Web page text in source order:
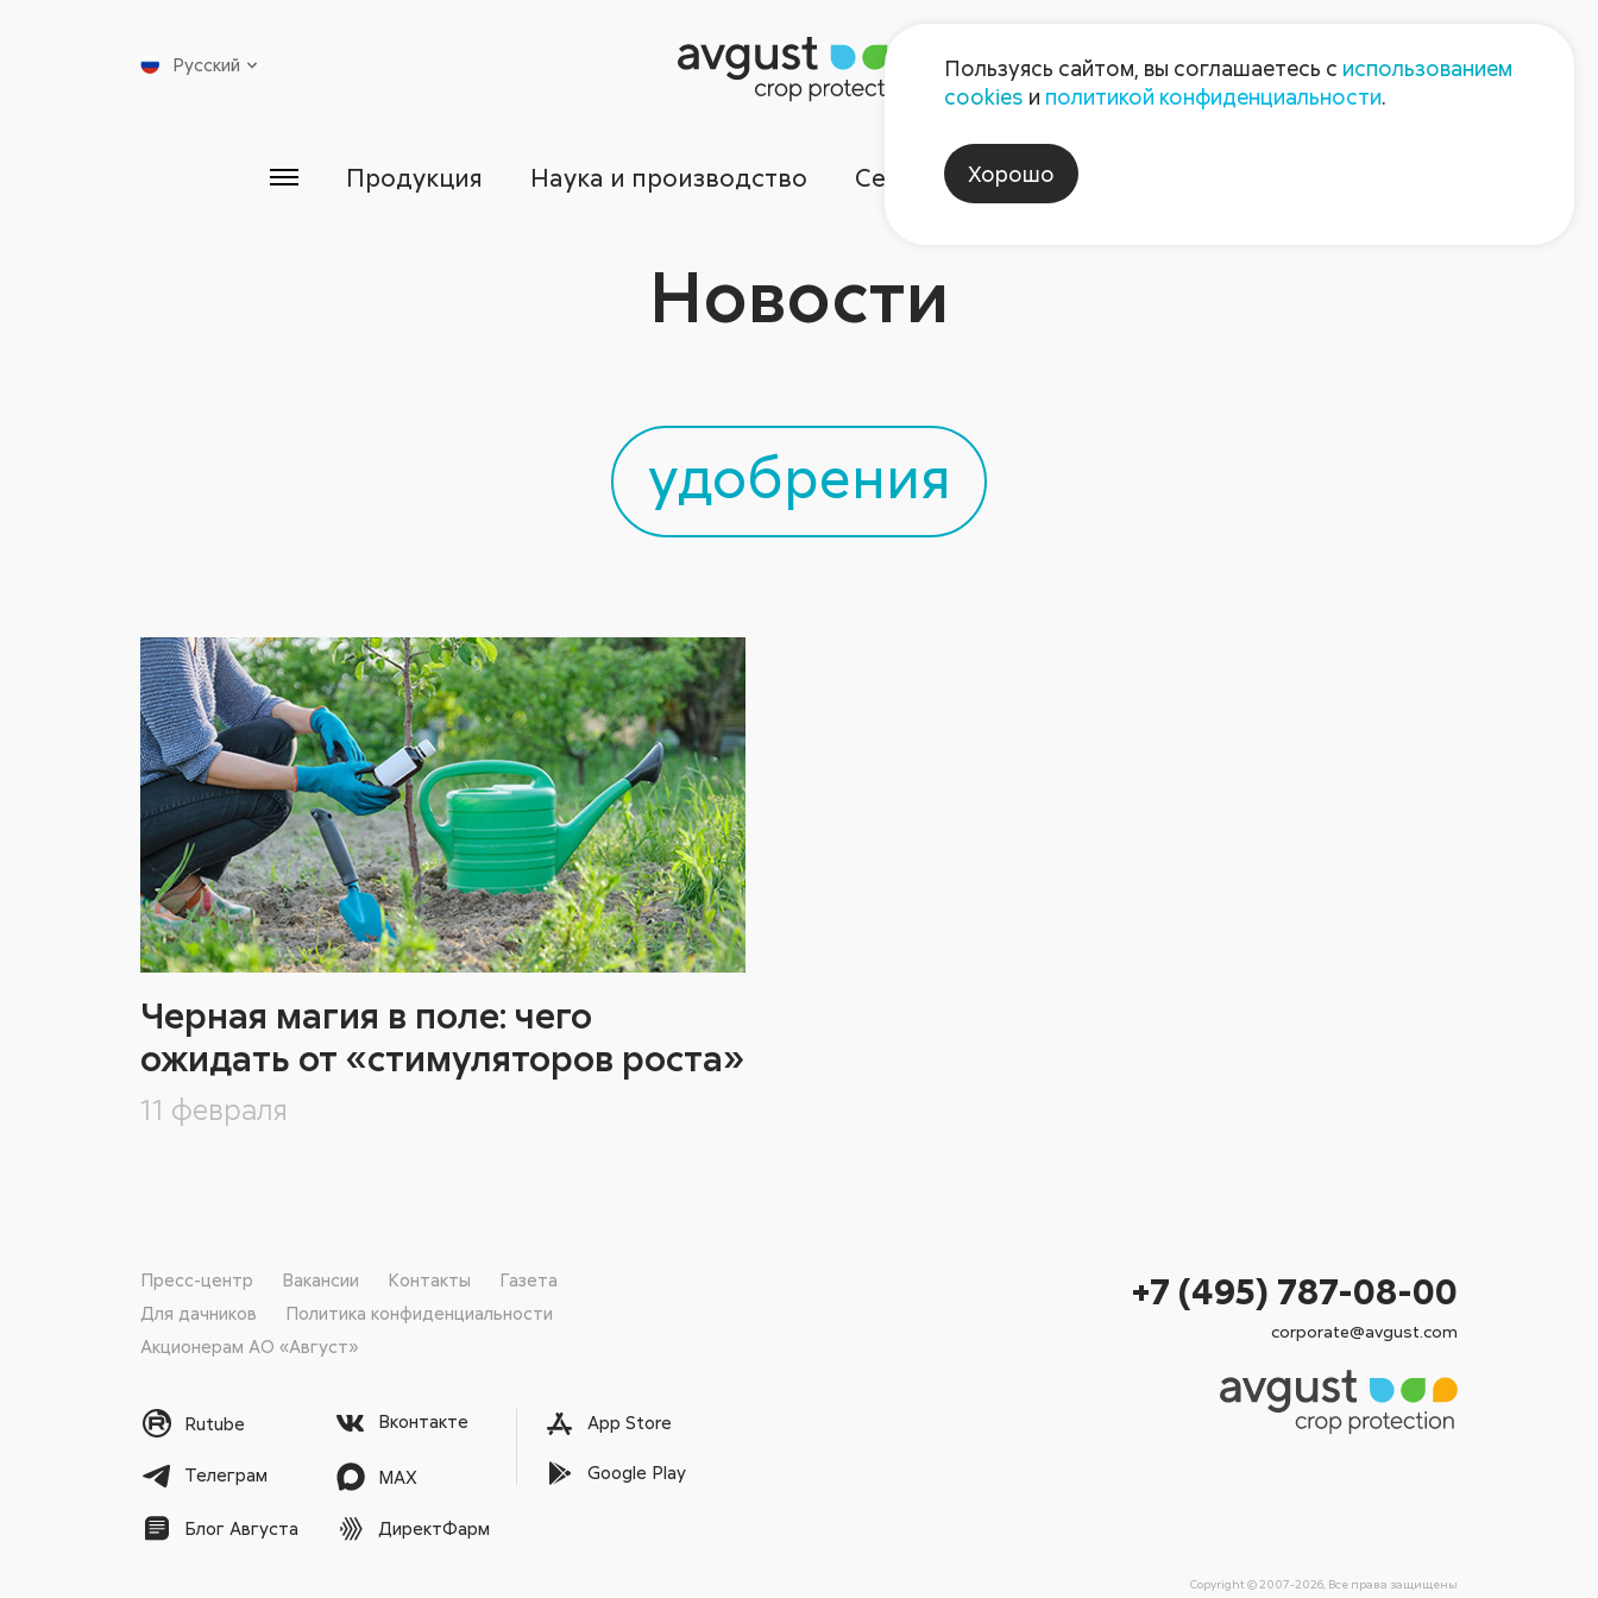
Пресс-центр Контакты
Русский
Продукция Наука и производство Сервисы Компания
Новости
удобрения
Черная магия в поле: чего
ожидать от «стимуляторов роста»
11 февраля
Пресс-центр Вакансии Контакты
Газета
Для дачников
Политика конфиденциальности
Акционерам АО «Август»
Rutube Вконтакте
Телеграм MAX
Блог Августа ДиректФарм
App Store
Google Play
+7 (495) 787-08-00
corporate@avgust.com
Copyright © 2007-2026, Все права защищены
Пользуясь сайтом, вы соглашаетесь с использованием
cookies и политикой конфиденциальности.
Хорошо